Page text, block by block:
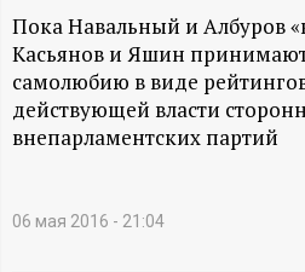
Д
А
Н
и
Пока Навальный и Албуров
Касьянов и Яшин
самолюбию в виде
действующей власти
внепарламентских партий
06 мая 2016 - 21:04